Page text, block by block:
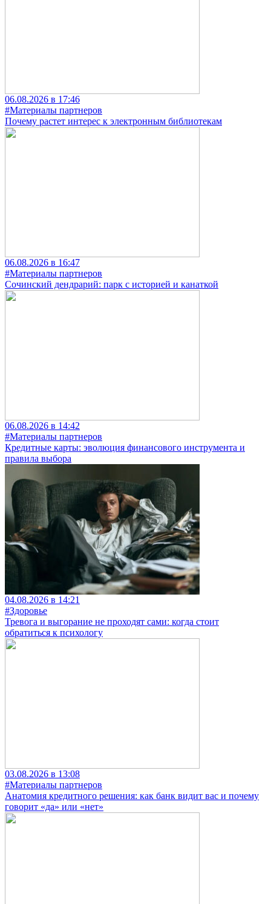
06.08.2026 в 17:46
#Материалы партнеров
Почему растет интерес к электронным библиотекам
06.08.2026 в 16:47
#Материалы партнеров
Сочинский дендрарий: парк с историей и канаткой
06.08.2026 в 14:42
#Материалы партнеров
Кредитные карты: эволюция финансового инструмента и
правила выбора
04.08.2026 в 14:21
#Здоровье
Тревога и выгорание не проходят сами: когда стоит
обратиться к психологу
03.08.2026 в 13:08
#Материалы партнеров
Анатомия кредитного решения: как банк видит вас и почему
говорит «да» или «нет»